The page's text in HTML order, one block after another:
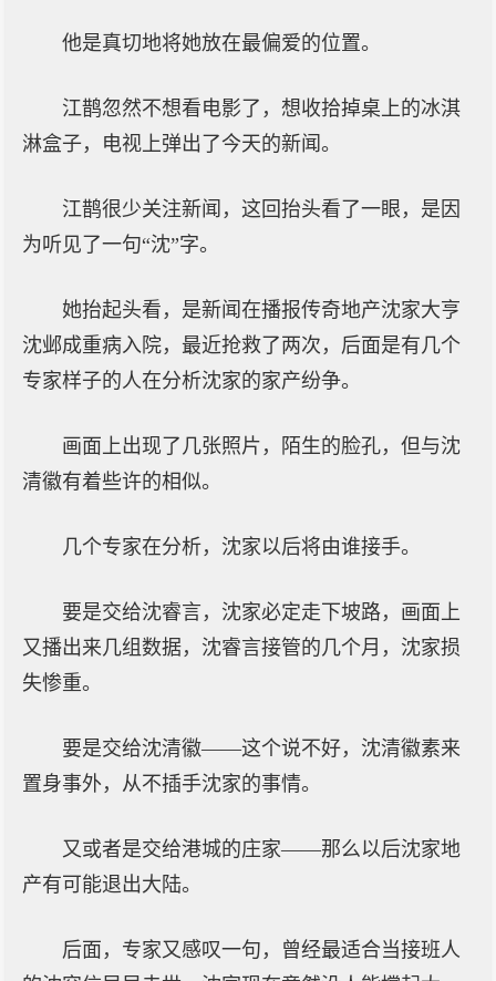
他是真切地将她放在最偏爱的位置。
江鹊忽然不想看电影了，想收拾掉桌上的冰淇
淋盒子，电视上弹出了今天的新闻。
江鹊很少关注新闻，这回抬头看了一眼，是因
为听见了一句“沈”字。
她抬起头看，是新闻在播报传奇地产沈家大亨
沈邺成重病入院，最近抢救了两次，后面是有几个
专家样子的人在分析沈家的家产纷争。
画面上出现了几张照片，陌生的脸孔，但与沈
清徽有着些许的相似。
几个专家在分析，沈家以后将由谁接手。
要是交给沈睿言，沈家必定走下坡路，画面上
又播出来几组数据，沈睿言接管的几个月，沈家损
失惨重。
要是交给沈清徽——这个说不好，沈清徽素来
置身事外，从不插手沈家的事情。
又或者是交给港城的庄家——那么以后沈家地
产有可能退出大陆。
后面，专家又感叹一句，曾经最适合当接班人